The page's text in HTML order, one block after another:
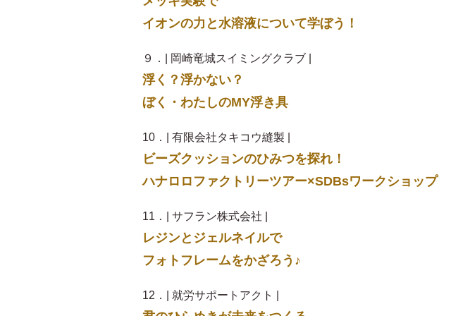
イオンの力と水溶液について学ぼう！
９．| 岡崎竜城スイミングクラブ |
浮く？浮かない？
ぼく・わたしのMY浮き具
10．| 有限会社タキコウ縫製 |
ビーズクッションのひみつを探れ！
ハナロロファクトリーツアー×SDBsワークショップ
11．| サフラン株式会社 |
レジンとジェルネイルで
フォトフレームをかざろう♪
12．| 就労サポートアクト |